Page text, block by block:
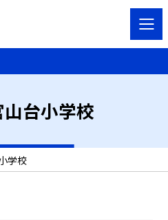
台小学校
学校